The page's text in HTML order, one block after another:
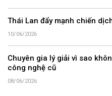
Thái Lan đẩy mạnh chiến
10/06/2026
Chuyên gia lý giải vì sao
công nghệ cũ
08/06/2026